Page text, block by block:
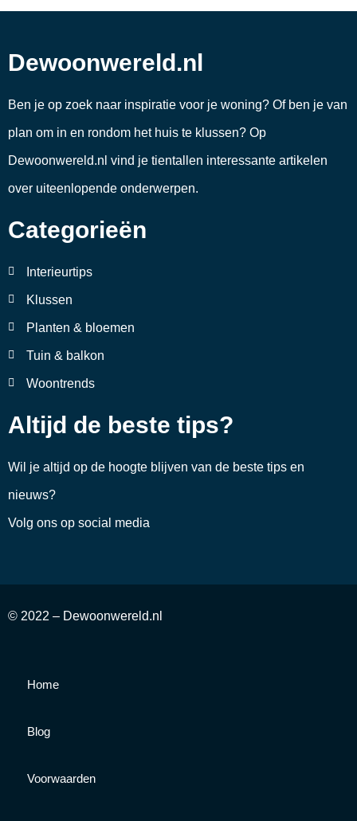
Dewoonwereld.nl
Ben je op zoek naar inspiratie voor je woning? Of ben je van
plan om in en rondom het huis te klussen? Op
Dewoonwereld.nl vind je tientallen interessante artikelen
over uiteenlopende onderwerpen.
Categorieën
Interieurtips
Klussen
Planten & bloemen
Tuin & balkon
Woontrends
Altijd de beste tips?
Wil je altijd op de hoogte blijven van de beste tips en
nieuws?
Volg ons op social media
© 2022 – Dewoonwereld.nl
Home
Blog
Voorwaarden